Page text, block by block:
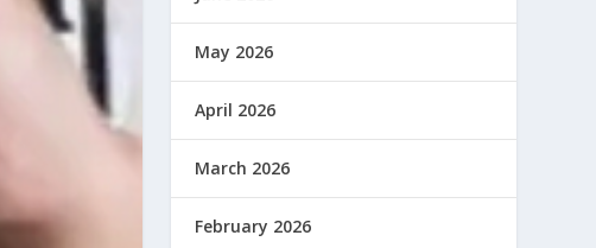
May 2026
April 2026
March 2026
February 2026